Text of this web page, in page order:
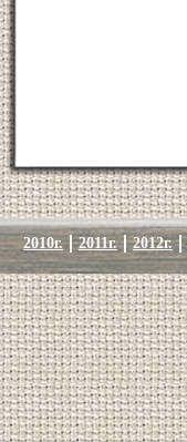
2010г. 2011г. 2012г.